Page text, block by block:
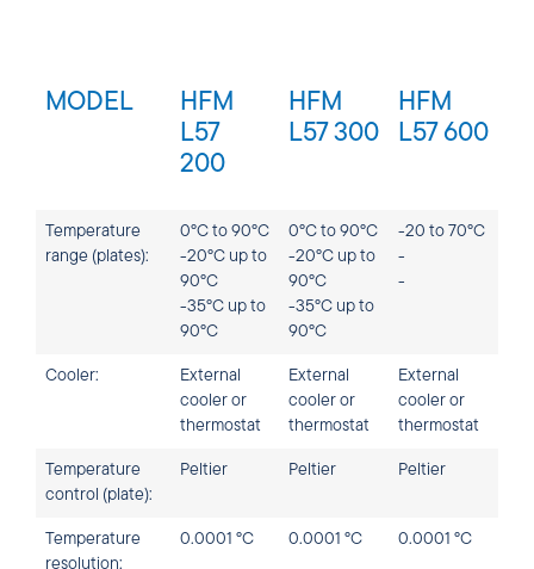
MODEL
HFM
L57
200
HFM
L57 300
HFM
L57 600
Temperature
range (plates):
0°C to 90°C
-20°C up to
90°C
-35°C up to
90°C
0°C to 90°C
-20°C up to
90°C
-35°C up to
90°C
-20 to 70°C
-
-
Cooler:
External
cooler or
thermostat
External
cooler or
thermostat
External
cooler or
thermostat
Temperature
control (plate):
Peltier Peltier Peltier
Temperature
resolution:
0.0001 °C 0.0001 °C 0.0001 °C